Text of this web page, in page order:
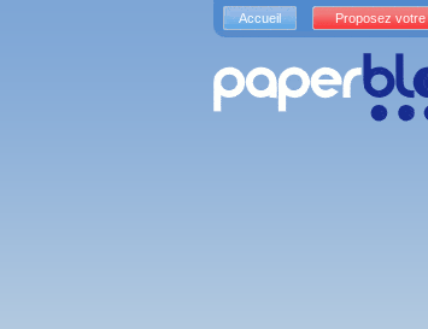
Accueil Proposez votre